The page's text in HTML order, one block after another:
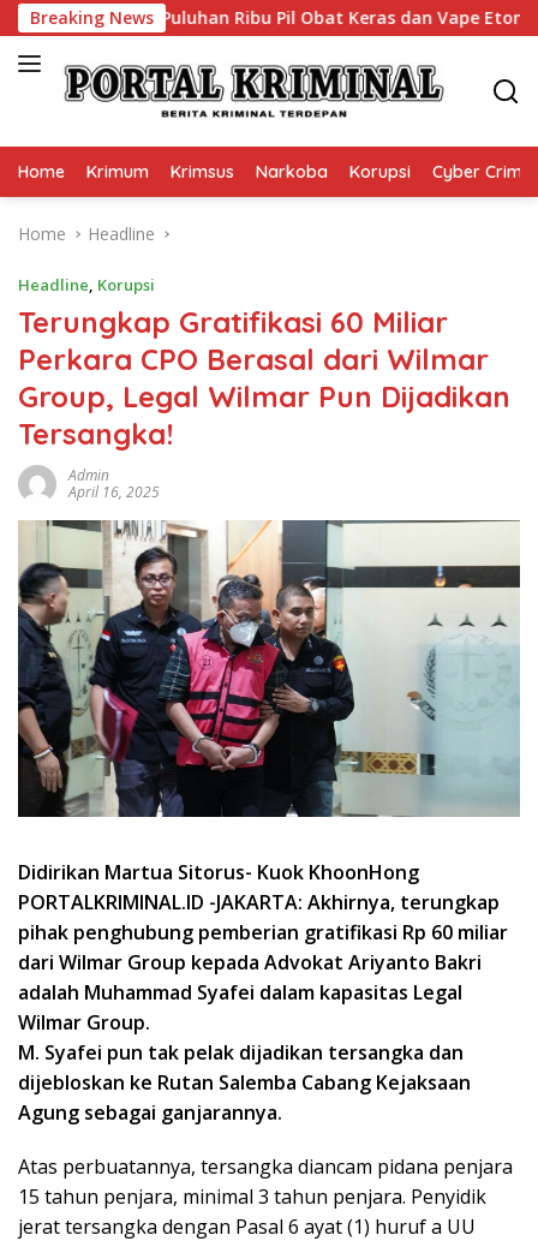
Skip
to
content
Breaking News
Sita Puluhan Ribu Pil Obat Keras dan Vape Etomidate
Home Krimum Krimsus Narkoba Korupsi Cyber Crime
Home Headline
Headline, Korupsi
Terungkap Gratifikasi 60 Miliar
Perkara CPO Berasal dari Wilmar
Group, Legal Wilmar Pun Dijadikan
Tersangka!
Admin
April 16, 2025
Didirikan Martua Sitorus- Kuok KhoonHong
PORTALKRIMINAL.ID -JAKARTA: Akhirnya, terungkap
pihak penghubung pemberian gratifikasi Rp 60 miliar
dari Wilmar Group kepada Advokat Ariyanto Bakri
adalah Muhammad Syafei dalam kapasitas Legal
Wilmar Group.
M. Syafei pun tak pelak dijadikan tersangka dan
dijebloskan ke Rutan Salemba Cabang Kejaksaan
Agung sebagai ganjarannya.
Atas perbuatannya, tersangka diancam pidana penjara
15 tahun penjara, minimal 3 tahun penjara. Penyidik
jerat tersangka dengan Pasal 6 ayat (1) huruf a UU